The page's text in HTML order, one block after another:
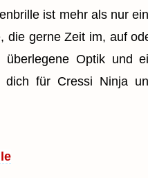
ist mehr als nur
die gerne Zeit im, auf
Optik und
dich für Cressi Ninja